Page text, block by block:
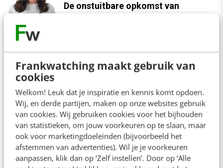
Frankwatching maakt gebruik van
cookies
Welkom! Leuk dat je inspiratie en kennis komt opdoen.
Wij, en derde partijen, maken op onze websites gebruik
van cookies. Wij gebruiken cookies voor het bijhouden
van statistieken, om jouw voorkeuren op te slaan, maar
ook voor marketingdoeleinden (bijvoorbeeld het
afstemmen van advertenties). Wil je je voorkeuren
aanpassen, klik dan op ‘Zelf instellen’. Door op ‘Alle
De onstuitbare opkomst van
Bekijk meer
Contact Redactie
redactie@frankwatching.com